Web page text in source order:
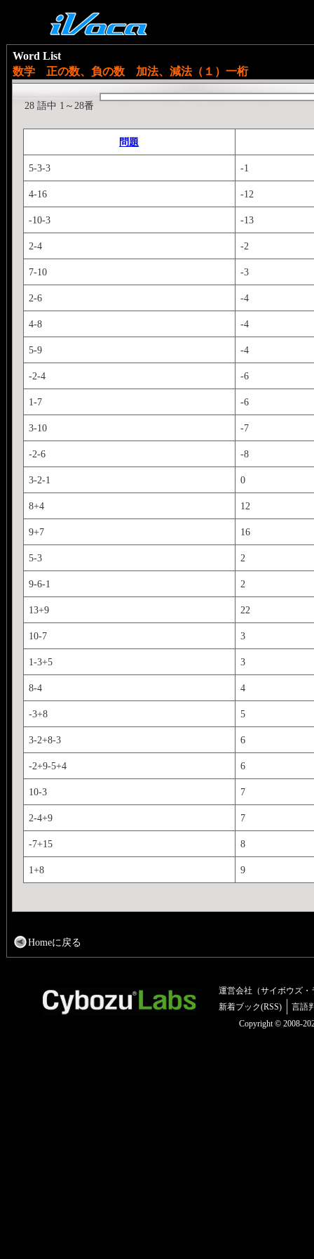
Word List
数学 正の数、負の数 加法、減法（１）一桁
28 語中 1～28番
問題
5-3-3 -1
4-16 -12
-10-3 -13
2-4 -2
7-10 -3
2-6 -4
4-8 -4
5-9 -4
-2-4 -6
1-7 -6
3-10 -7
-2-6 -8
3-2-1 0
8+4 12
9+7 16
5-3 2
9-6-1 2
13+9 22
10-7 3
1-3+5 3
8-4 4
-3+8 5
3-2+8-3 6
-2+9-5+4 6
10-3 7
2-4+9 7
-7+15 8
1+8 9
Homeに戻る
運営会社（サイボウズ・
新着ブック(RSS)
言語
Copyright © 2008-